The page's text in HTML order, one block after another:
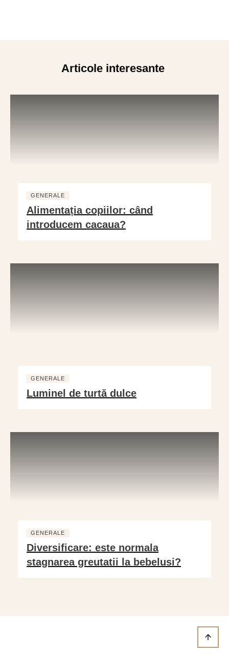
Articole interesante
GENERALE
Alimentația copiilor: când
introducem cacaua?
GENERALE
Luminel de turtă dulce
GENERALE
Diversificare: este normala
stagnarea greutatii la bebelusi?